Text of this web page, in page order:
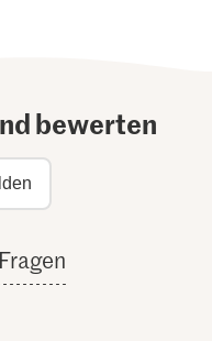
bewerten
Fragen